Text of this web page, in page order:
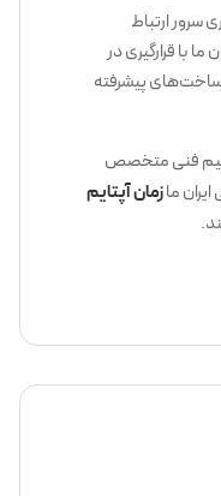
سرور ارتباط
با قرارگیری در
پیشرفته
تیم فنی متخصص
مازمان آپتایم